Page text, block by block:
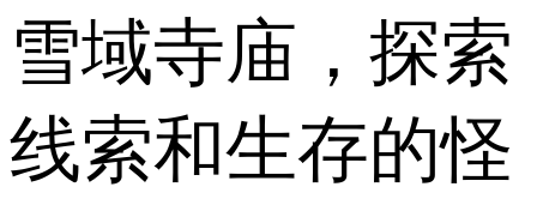
雪域寺庙，探索
线索和生存的怪